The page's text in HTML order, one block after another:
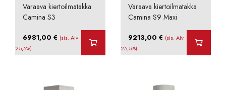
Varaava kiertoilmatakka
Camina S3
6981,00€ (sis. Alv
25,5%)
Varaava kiertoilmatakka
Camina S9 Maxi
9213,00€ (sis. Alv
25,5%)